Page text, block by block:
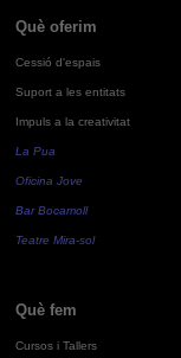
Què oferim
Cessió d'espais
Suport a les entitats
Impuls a la creativitat
La Pua
Oficina Jove
Bar Bocamoll
Teatre Mira-sol
Què fem
Cursos i Tallers